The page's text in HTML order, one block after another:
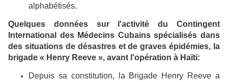
alphabétisés.
Quelques données sur l'activité du Contingent
International des Médecins Cubains spécialisés dans
des situations de désastres et de graves épidémies, la
brigade « Henry Reeve », avant l'opération à Haïti:
Depuis sa constitution, la Brigade Henry Reeve a